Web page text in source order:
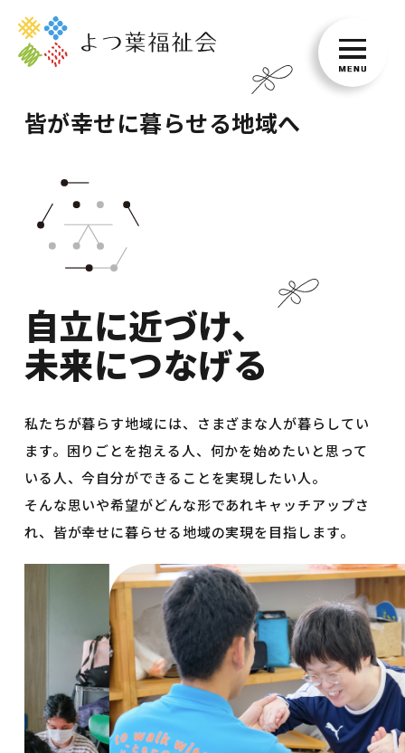
皆が幸せに暮らせる地域へ
自立に近づけ、
未来につなげる
私たちが暮らす地域には、さまざまな人が暮らしてい
ます。困りごとを抱える人、何かを始めたいと思って
いる人、今自分ができることを実現したい人。
そんな思いや希望がどんな形であれキャッチアップさ
れ、皆が幸せに暮らせる地域の実現を目指します。